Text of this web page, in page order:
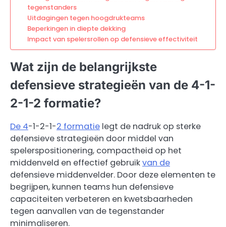
tegenstanders
Uitdagingen tegen hoogdrukteams
Beperkingen in diepte dekking
Impact van spelersrollen op defensieve effectiviteit
Wat zijn de belangrijkste
defensieve strategieën van de 4-1-
2-1-2 formatie?
De 4-1-2-1-2 formatie legt de nadruk op sterke
defensieve strategieën door middel van
spelerspositionering, compactheid op het
middenveld en effectief gebruikvan de
defensieve middenvelder. Door deze elementen te
begrijpen, kunnen teams hun defensieve
capaciteiten verbeteren en kwetsbaarheden
tegen aanvallen van de tegenstander
minimaliseren.